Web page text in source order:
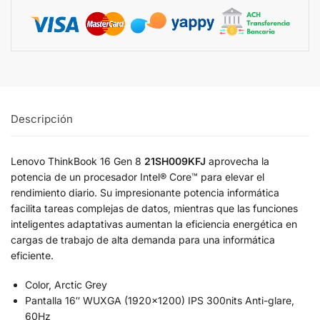
Descripción
Lenovo ThinkBook 16 Gen 8 21SH009KFJ aprovecha la
potencia de un procesador Intel® Core™ para elevar el
rendimiento diario. Su impresionante potencia informática
facilita tareas complejas de datos, mientras que las funciones
inteligentes adaptativas aumentan la eficiencia energética en
cargas de trabajo de alta demanda para una informática
eficiente.
Color, Arctic Grey
Pantalla 16″ WUXGA (1920×1200) IPS 300nits Anti-glare,
60Hz